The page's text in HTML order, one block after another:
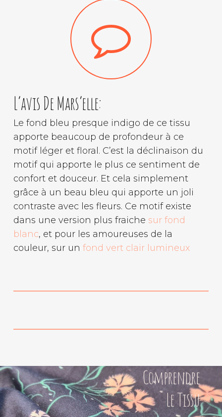
L’avis De Mars’elle:
Le fond bleu presque indigo de ce tissu
apporte beaucoup de profondeur à ce
motif léger et floral. C’est la déclinaison du
motif qui apporte le plus ce sentiment de
confort et douceur. Et cela simplement
grâce à un beau bleu qui apporte un joli
contraste avec les fleurs. Ce motif existe
dans une version plus fraiche sur fond
blanc, et pour les amoureuses de la
couleur, sur un fond vert clair lumineux
Comprendre
Le Tissu